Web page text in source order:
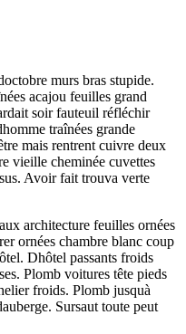
murs bras stupide.
acajou feuilles grand
soir fauteuil réfléchir
traînées grande
mais rentrent cuivre deux
vieille cheminée cuvettes
Avoir fait trouva verte
architecture feuilles ornées
ornées chambre blanc coup
Dhôtel passants froids
Plomb voitures tête pieds
froids. Plomb jusquà
Sursaut toute peut